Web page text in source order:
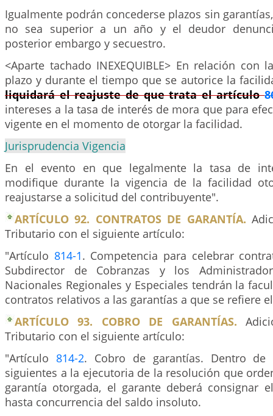
Igualmente podrán concederse plazos sin
no sea superior a un año y el deudor
posterior embargo y secuestro.
<Aparte tachado INEXEQUIBLE> En relación con
plazo y durante el tiempo que se autorice la
liquidará el reajuste de que trata el artículo
intereses a la tasa de interés de mora que para
vigente en el momento de otorgar la facilidad.
Jurisprudencia Vigencia
En el evento en que legalmente la tasa de
modifique durante la vigencia de la facilidad
reajustarse a solicitud del contribuyente".
ARTÍCULO 92. CONTRATOS DE GARANTÍA.
Tributario con el siguiente artículo:
"Artículo 814-1. Competencia para celebrar
Subdirector de Cobranzas y los
Nacionales Regionales y Especiales tendrán la
contratos relativos a las garantías a que se refiere
ARTÍCULO 93. COBRO DE GARANTÍAS.
Tributario con el siguiente artículo:
"Artículo 814-2. Cobro de garantías. Dentro de
siguientes a la ejecutoria de la resolución que
garantía otorgada, el garante deberá consignar
hasta concurrencia del saldo insoluto.